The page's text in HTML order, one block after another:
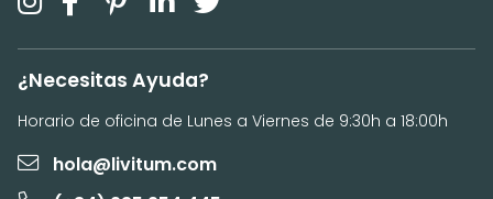
¿Necesitas Ayuda?
Horario de oficina de Lunes a Viernes de 9:30h a 18:00h
hola@livitum.com